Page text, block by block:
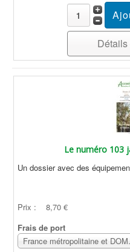
Le numéro 103
Un dossier avec des
Prix :
8,70 €
Frais de port